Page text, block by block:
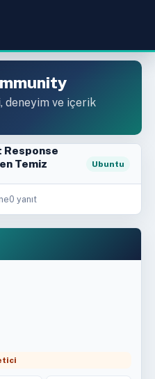
deneyim ve içerik
Response
Temiz
Ubuntu
0 yanıt